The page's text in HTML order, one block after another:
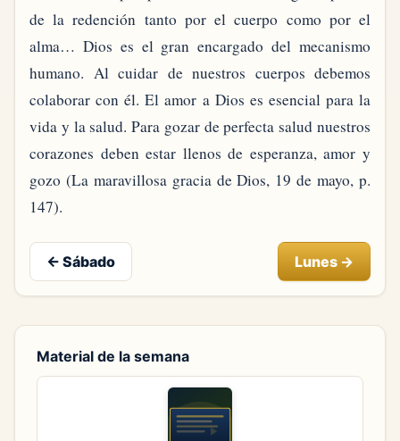
de la redención tanto por el cuerpo como por el
alma… Dios es el gran encargado del mecanismo
humano. Al cuidar de nuestros cuerpos debemos
colaborar con él. El amor a Dios es esencial para la
vida y la salud. Para gozar de perfecta salud nuestros
corazones deben estar llenos de esperanza, amor y
gozo (La maravillosa gracia de Dios, 19 de mayo, p.
147).
← Sábado Lunes →
Material de la semana